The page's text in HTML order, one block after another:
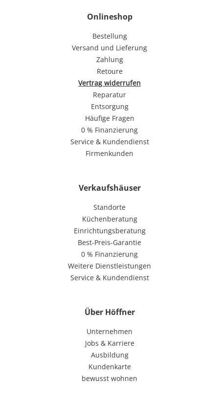
Onlineshop
Bestellung
Versand und Lieferung
Zahlung
Retoure
Vertrag widerrufen
Reparatur
Entsorgung
Häufige Fragen
0 % Finanzierung
Service & Kundendienst
Firmenkunden
Verkaufshäuser
Standorte
Küchenberatung
Einrichtungsberatung
Best-Preis-Garantie
0 % Finanzierung
Weitere Dienstleistungen
Service & Kundendienst
Über Höffner
Unternehmen
Jobs & Karriere
Ausbildung
Kundenkarte
bewusst wohnen